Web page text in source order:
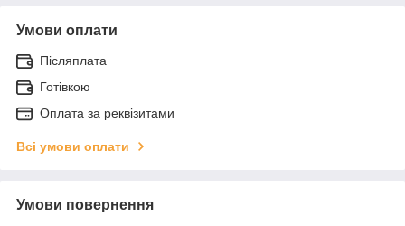
Умови оплати
Післяплата
Готівкою
Оплата за реквізитами
Всі умови оплати
Умови повернення